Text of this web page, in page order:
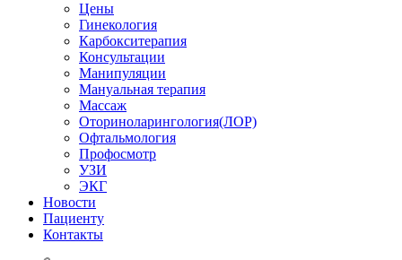
Цены
Гинекология
Карбокситерапия
Консультации
Манипуляции
Мануальная терапия
Массаж
Оториноларингология(ЛОР)
Офтальмология
Профосмотр
УЗИ
ЭКГ
Новости
Пациенту
Контакты